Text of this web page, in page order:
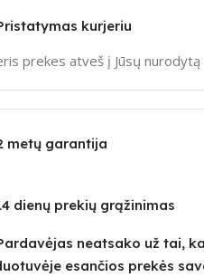
kurjeriu
prekes atveš į Jūsų nurodytą
metų garantija
dienų prekių grąžinimas
neatsako už tai,
esančios prekės